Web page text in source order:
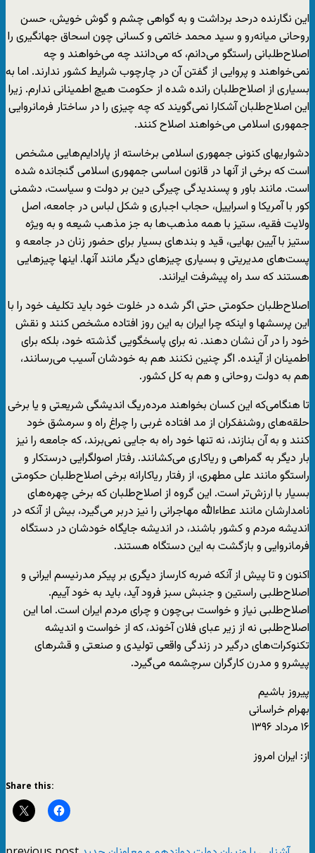
این نگارنده درحد برداشت و به گواهی چشم و گوش خویش، حسن
روحانی میانه‌رو و سید محمد خاتمی و کسانی چون اسحاق جهانگیری را
اصلاح‌طلبانی راستگو می‌دانم، که می‌دانند چه می‌خواهند و چه
نمی‌خواهند و پروایی از گفتن آن در چارچوب شرایط کشور ندارند. اما به
بسیاری از اصلاح‌طلبان رانده شده از حکومت هیچ اطمینانی ندارم. زیرا
این اصلاح‌طلبان آشکارا نمی‌گویند که چه چیزی را در ساختار فرمانروایی
جمهوری اسلامی می‌خواهند اصلاح کنند.
دشواریهای کنونی جمهوری اسلامی برخاسته از پارادایم‌هایی مشخص
است که برخی از آنها در قانون اساسی جمهوری اسلامی گنجانده شده
است. مانند باور و پسندیدگی چیرگی دین بر دولت و سیاست، دشمنی
کور با آمریکا و اسراییل، حجاب اجباری و شکل لباس در جامعه، اصل
ولایت فقیه، ستیز با همه مذهب‌ها به جز مذهب شیعه و به ویژه
ستیز با آیین بهایی، قید و بندهای بسیار برای حضور زنان در جامعه و
پست‌های مدیریتی و بسیاری چیزهای دیگر مانند آنها. اینها چیزهایی
هستند که سد راه پیشرفت ایرانند.
اصلاح‌طلبان حکومتی حتی اگر شده در خلوت خود باید تکلیف خود را با
این پرسشها و اینکه چرا ایران به این روز افتاده مشخص کنند و نقش
خود را در آن نشان دهند. نه برای پاسخگویی گذشته خود، بلکه برای
اطمینان از آینده. اگر چنین نکنند هم به خودشان آسیب می‌رسانند،
هم به دولت روحانی و هم به کل کشور.
تا هنگامی‌که این کسان بخواهند مرده‌ریگ اندیشگی شریعتی و یا برخی
حلقه‌های روشنفکران از مد افتاده غربی را چراغ راه و سرمشق خود
کنند و به آن بنازند، نه تنها خود راه به جایی نمی‌برند، که جامعه را نیز
بار دیگر به گمراهی و ریاکاری می‌کشانند. رفتار اصولگرایی درستکار و
راستگو مانند علی مطهری، از رفتار ریاکارانه برخی اصلاح‌طلبان حکومتی
بسیار با ارزش‌تر است. این گروه از اصلاح‌طلبان که برخی چهره‌های
نامدارشان مانند عطاءالله مهاجرانی را نیز دربر می‌گیرد، بیش از آنکه در
اندیشه مردم و کشور باشند، در اندیشه جایگاه خودشان در دستگاه
فرمانروایی و بازگشت به این دستگاه هستند.
اکنون و تا پیش از آنکه ضربه کارساز دیگری بر پیکر مدرنیسم ایرانی و
اصلاح‌طلبی راستین و جنبش سبز فرود آید، باید به خود آییم.
اصلاح‌طلبی نیاز و خواست بی‌چون و چرای مردم ایران است. اما این
اصلاح‌طلبی نه از زیر عبای فلان آخوند، که از خواست و اندیشه
تکنوکرات‌های درگیر در زندگی واقعی تولیدی و صنعتی و قشرهای
پیشرو و مدرن کارگران سرچشمه می‌گیرد.
پیروز باشیم
بهرام خراسانی
۱۶ مرداد ۱۳۹۶
از: ایران امروز
Share this: